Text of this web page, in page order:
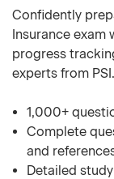
Confidently
Insurance exam
progress
experts from PSI.
1,000+
Complete
and
Detailed